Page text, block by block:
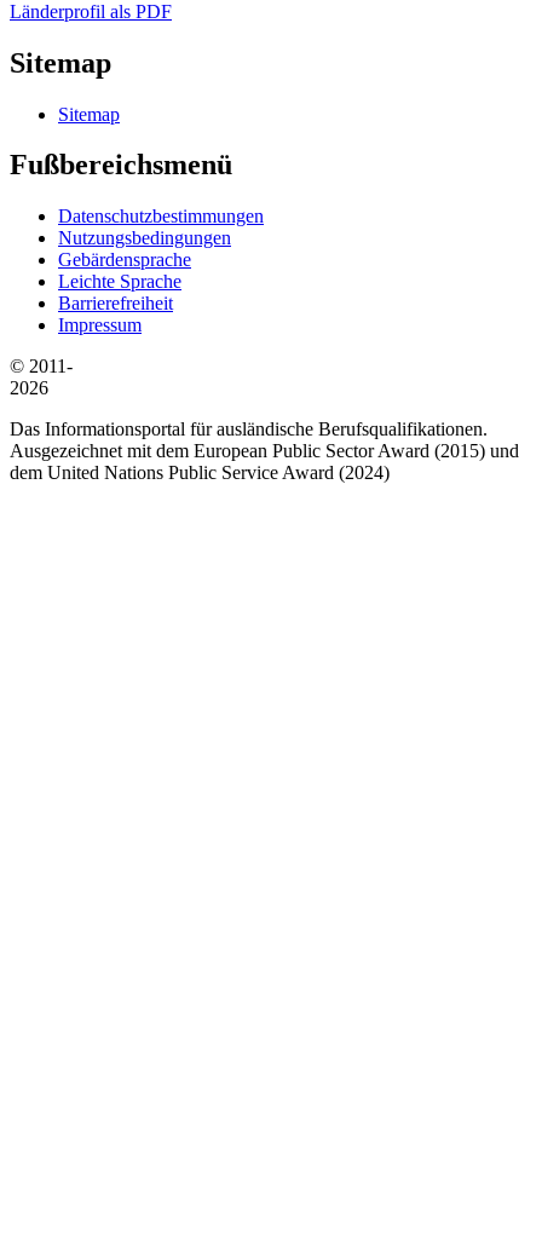
Länderprofil als PDF
Sitemap
Sitemap
Fußbereichsmenü
Datenschutzbestimmungen
Nutzungsbedingungen
Gebärdensprache
Leichte Sprache
Barrierefreiheit
Impressum
© 2011-
2026
Das Informationsportal für ausländische Berufsqualifikationen.
Ausgezeichnet mit dem European Public Sector Award (2015) und
dem United Nations Public Service Award (2024)